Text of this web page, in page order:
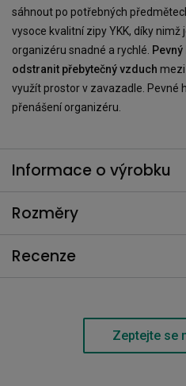
sáhnout po potřebných
vysoce kvalitní zipy YKK, díky
organizéru snadné a rychlé.
odstranit přebytečný vzduch mezi
využít prostor v zavazadle. Pevné
přenášení organizéru.
Informace o výrobku
Rozměry
Recenze
Zeptejte se